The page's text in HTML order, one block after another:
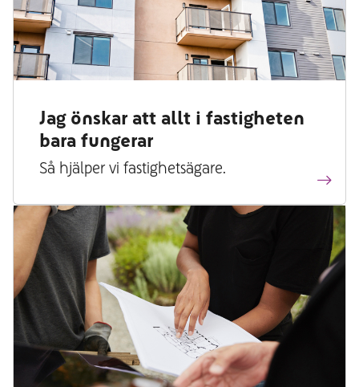
Jag önskar att allt i fastigheten
bara fungerar
Så hjälper vi fastighetsägare.